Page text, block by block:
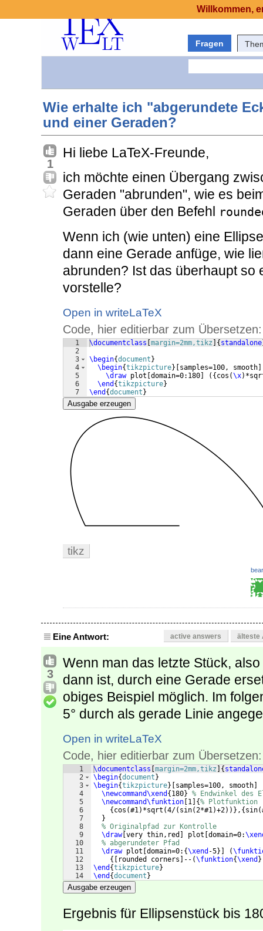
Fragen
Wie erhalte ich "abgerundete
und einer Geraden?
1
Hi liebe LaTeX-Freunde,
ich möchte einen Übergang
Geraden "abrunden", wie es
Geraden über den Befehl
Wenn ich (wie unten) eine
dann eine Gerade anfüge, wie
abrunden? Ist das überhaupt so
vorstelle?
Open in writeLaTeX
Code, hier editierbar zum Übersetzen:
1
2
3
4
5
6
7
\documentclass margin=2mm,tikz { standalone
\begin{document }
\begin{tikzpicture} samples=100, smooth
\draw plot domain=0:180 ({ cos (\x)
\end {tikzpicture}
\end {document }
Ausgabe erzeugen
tikz
Eine Antwort: active answers älteste
3
Wenn man das letzte Stück,
dann ist, durch eine Gerade
obiges Beispiel möglich. Im
5° durch als gerade Linie
Open in writeLaTeX
Code, hier editierbar zum Übersetzen:
1
2
3
4
5
6
7
8
9
10
11
12
13
14
\documentclass margin=2mm,tikz {
\begin{document }
\begin{tikzpicture} samples=100, smooth
\newcommand\xend { 180} % Endwinkel
\newcommand\funktion 1 {% Plotfunktion
{ cos (#1) *sqrt (4/( sin(2*#1)+2))} , { sin(
}
% Originalpfad zur Kontrolle
\draw[ very thin,red plot domain=0:
% abgerundeter Pfad
\draw plot domain=0: {\xend -5}] (
{[
rounded corners -- (\funktion{\xend
\end {tikzpicture}
\end {document }
Ausgabe erzeugen
Ergebnis für Ellipsenstück bis
Willkommen,